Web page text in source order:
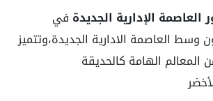
العاصمة الإدارية الجديدة في
وسط العاصمة الادارية الجديدة،وتتميز
المعالم الهامة كالحديقة